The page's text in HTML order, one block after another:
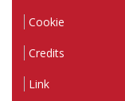
Cookie
Credits
Link